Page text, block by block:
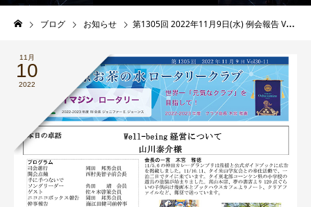
ブログ お知らせ 第1305回 2022年11月9日(水) 例会報告 Vol.30-11 「出逢い・感謝 ボクシングのおかげで 」日本ボクシングコミッション試合役員会パスト会長・東京足立RC 吉田 和敏様
11月
10
2022